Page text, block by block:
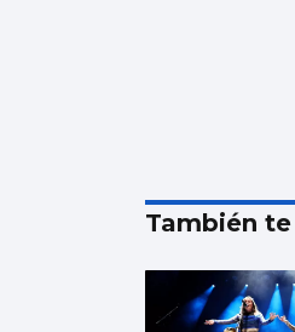
También